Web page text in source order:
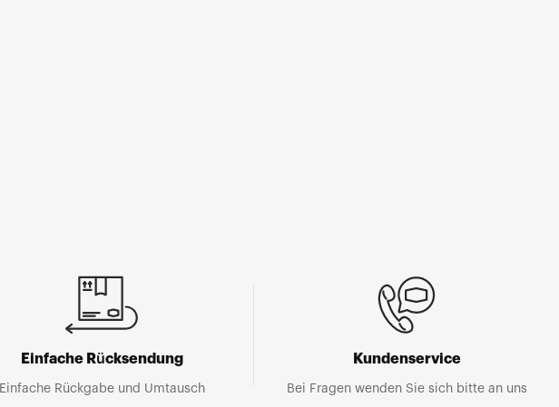
Einfache Rücksendung
Einfache Rückgabe und Umtausch
Kundenservice
Bei Fragen wenden Sie sich bitte an uns